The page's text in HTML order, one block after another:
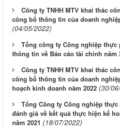
Công ty TNHH MTV khai thác
công bố thông tin của doanh
(04/05/2022)
Tổng công ty Công nghiệp
thông tin về Báo cáo tài chính năm
Công ty TNHH MTV khai thác
công bố thông tin của doanh
hoạch kinh doanh năm 2022 (30/
Tổng Công ty Công nghiệp
đánh giá về kết quả thực hiện kế
năm 2021 (18/07/2022)